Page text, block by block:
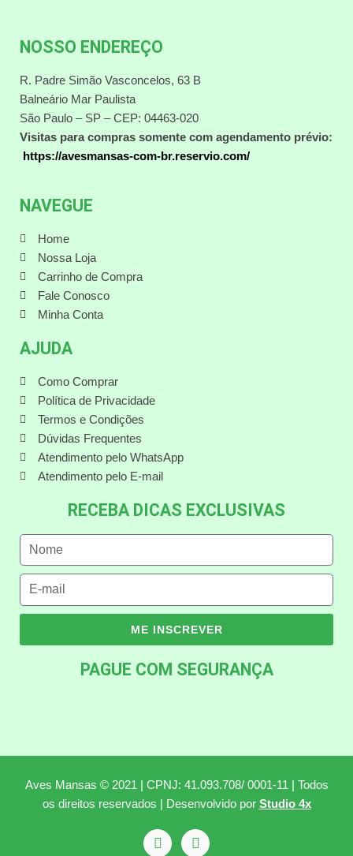
NOSSO ENDEREÇO
R. Padre Simão Vasconcelos, 63 B
Balneário Mar Paulista
São Paulo – SP – CEP: 04463-020
Visitas para compras somente com agendamento prévio:
https://avesmansas-com-br.reservio.com/
NAVEGUE
Home
Nossa Loja
Carrinho de Compra
Fale Conosco
Minha Conta
AJUDA
Como Comprar
Política de Privacidade
Termos e Condições
Dúvidas Frequentes
Atendimento pelo WhatsApp
Atendimento pelo E-mail
RECEBA DICAS EXCLUSIVAS
ME INSCREVER
PAGUE COM SEGURANÇA
Aves Mansas © 2021 | CPNJ: 41.093.708/ 0001-11 | Todos
os direitos reservados | Desenvolvido por Studio 4x